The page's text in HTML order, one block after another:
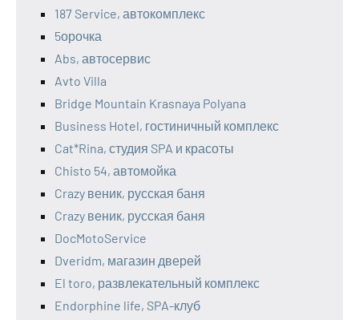
187 Service, автокомплекс
5орочка
Abs, автосервис
Avto Villa
Bridge Mountain Krasnaya Polyana
Business Hotel, гостиничный комплекс
Cat*Rina, студия SPA и красоты
Chisto 54, автомойка
Crazy веник, русская баня
Crazy веник, русская баня
DocMotoService
Dveridm, магазин дверей
El toro, развлекательный комплекс
Endorphine life, SPA-клуб